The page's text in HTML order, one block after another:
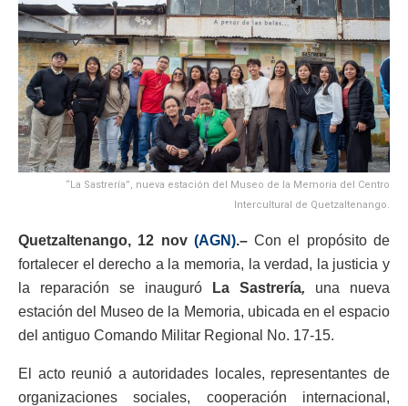
“La Sastrería”, nueva estación del Museo de la Memoria del Centro
Intercultural de Quetzaltenango.
Quetzaltenango, 12 nov (AGN).–Con el propósito de
fortalecer el derecho a la memoria, la verdad, la justicia y
la reparación se inauguró
La Sastrería,
una nueva
estación del Museo de la Memoria, ubicada en el espacio
del antiguo Comando Militar Regional No. 17-15.
El acto reunió a autoridades locales, representantes de
organizaciones sociales, cooperación internacional,